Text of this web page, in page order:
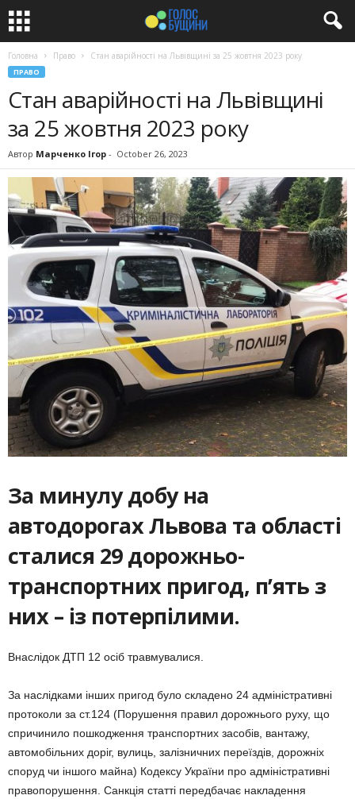
Головна Право Стан аварійності на Львівщині за 25 жовтня 2023 року
ПРАВО
Стан аварійності на Львівщині
за 25 жовтня 2023 року
Автор Марченко Ігор - October 26, 2023
За минулу добу на
автодорогах Львова та області
сталися 29 дорожньо-
транспортних пригод, п’ять з
них – із потерпілими.
Внаслідок ДТП 12 осіб травмувалися.
За наслідками інших пригод було складено 24 адміністративні
протоколи за ст.124 (Порушення правил дорожнього руху, що
спричинило пошкодження транспортних засобів, вантажу,
автомобільних доріг, вулиць, залізничних переїздів, дорожніх
споруд чи іншого майна) Кодексу України про адміністративні
правопорушення. Санкція статті передбачає накладення